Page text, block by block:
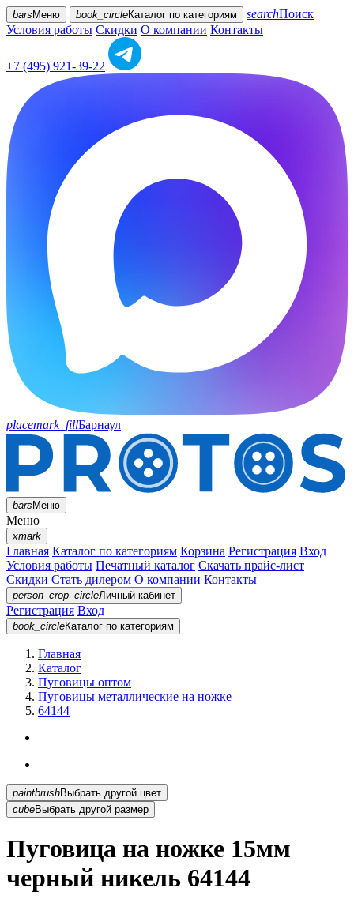
bars Меню book_circleКаталог по категориям searchПоиск
Условия работы Скидки О компании Контакты
+7 (495) 921-39-22
placemark_fillБарнаул
barsМеню
Меню
xmark
Главная Каталог по категориям Корзина Регистрация Вход
Условия работы Печатный каталог Скачать прайс-лист
Скидки Стать дилером О компании Контакты
person_crop_circleЛичный кабинет
Регистрация Вход
book_circleКаталог по категориям
Главная
Каталог
Пуговицы оптом
Пуговицы металлические на ножке
64144
paintbrush
Выбрать другой цвет
cubeВыбрать другой размер
Пуговица на ножке 15мм
черный никель 64144